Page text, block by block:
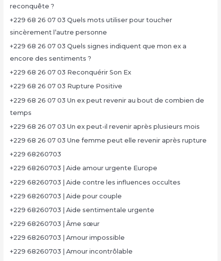
reconquête ?
+229 68 26 07 03 Quels mots utiliser pour toucher
sincèrement l’autre personne
+229 68 26 07 03 Quels signes indiquent que mon ex a
encore des sentiments ?
+229 68 26 07 03 Reconquérir Son Ex
+229 68 26 07 03 Rupture Positive
+229 68 26 07 03 Un ex peut revenir au bout de combien de
temps
+229 68 26 07 03 Un ex peut-il revenir après plusieurs mois
+229 68 26 07 03 Une femme peut elle revenir après rupture
+229 68260703
+229 68260703 | Aide amour urgente Europe
+229 68260703 | Aide contre les influences occultes
+229 68260703 | Aide pour couple
+229 68260703 | Aide sentimentale urgente
+229 68260703 | Âme sœur
+229 68260703 | Amour impossible
+229 68260703 | Amour incontrôlable